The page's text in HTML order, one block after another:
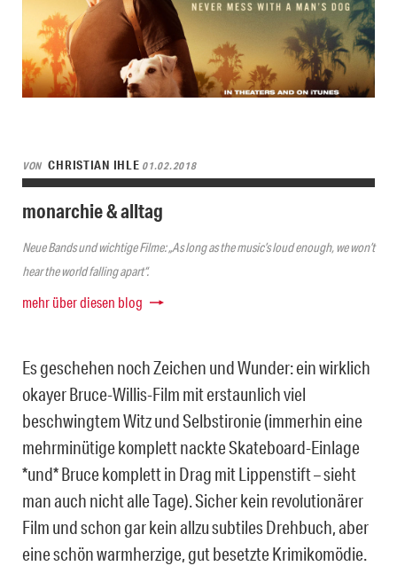
VON CHRISTIAN IHLE 01.02.2018
monarchie & alltag
Neue Bands und wichtige Filme: „As long as the music’s loud enough, we won’t
hear the world falling apart“.
mehr über diesen blog
Es geschehen noch Zeichen und Wunder: ein wirklich
okayer Bruce-Willis-Film mit erstaunlich viel
beschwingtem Witz und Selbstironie (immerhin eine
mehrminütige komplett nackte Skateboard-Einlage
*und* Bruce komplett in Drag mit Lippenstift – sieht
man auch nicht alle Tage). Sicher kein revolutionärer
Film und schon gar kein allzu subtiles Drehbuch, aber
eine schön warmherzige, gut besetzte Krimikomödie.